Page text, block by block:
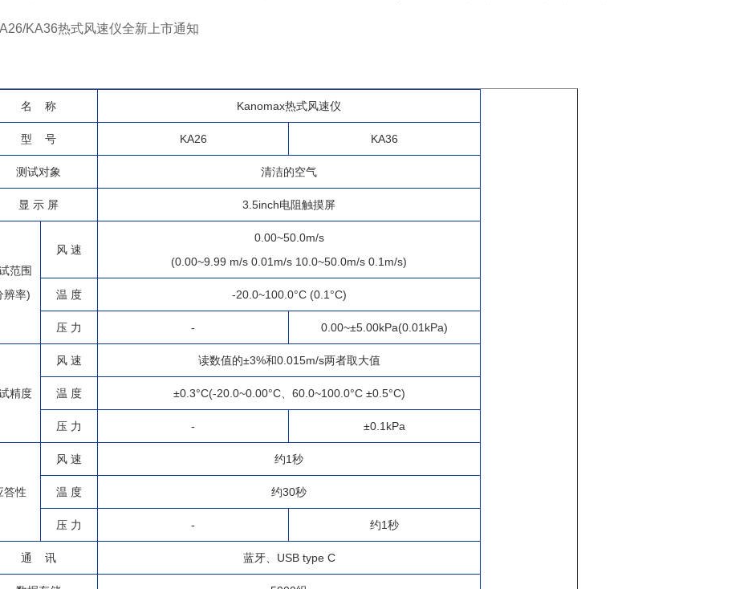
名 称 Kanomax热式风速仪
型 号 KA26 KA36
测试对象 清洁的空气
显 示 屏 3.5inch电阻触摸屏
范围
辨率)
风 速
0.00~50.0m/s
(0.00~9.99 m/s 0.01m/s 10.0~50.0m/s 0.1m/s)
温 度 -20.0~100.0°C (0.1°C)
压 力 - 0.00~±5.00kPa(0.01kPa)
精度
风 速 读数值的±3%和0.015m/s两者取大值
温 度 ±0.3°C(-20.0~0.00°C、60.0~100.0°C ±0.5°C)
压 力 - ±0.1kPa
答性
风 速 约1秒
温 度 约30秒
压 力 - 约1秒
通 讯 蓝牙、USB type C